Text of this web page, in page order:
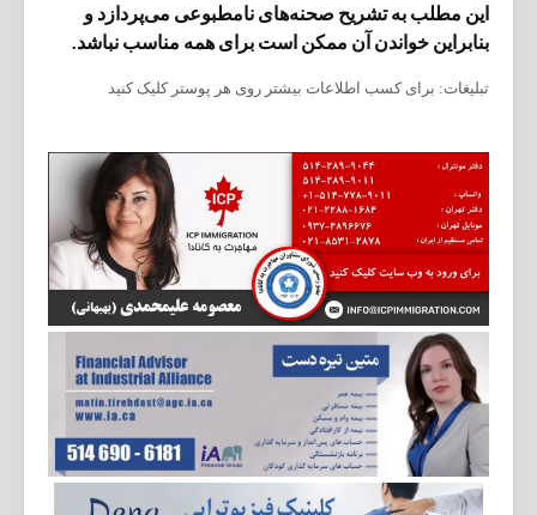
این مطلب به تشریح صحنه‌های نامطبوعی می‌پردازد و
بنابراین خواندن آن ممکن است برای همه مناسب نباشد.
تبلیغات: برای کسب اطلاعات بیشتر روی هر پوستر کلیک کنید